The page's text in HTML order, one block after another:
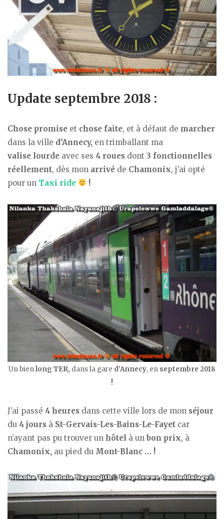
Update septembre 2018 :
Chose promise et chose faite, et à défaut de marcher
dans la ville d’Annecy, en trimballant ma
valise lourde avec ses 4 roues dont 3 fonctionnelles
réellement, dès mon arrivé de Chamonix, j’ai opté
pour un Taxi ride !
Un bienlong TER, dans la gare d’Annecy, en septembre 2018
!
J’ai passé 4 heures dans cette ville lors de mon séjour
du 4 jours à St-Gervais-Les-Bains-Le-Fayet car
n’ayant pas pu trouver un hôtel à un bon prix, à
Chamonix, au pied du Mont-Blanc … !